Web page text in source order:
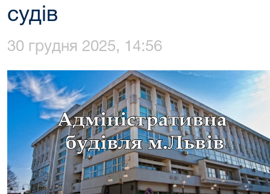
судів
30 грудня 2025, 14:56